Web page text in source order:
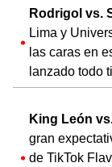
Rodrigol vs.
Lima y
las caras en
lanzado todo
King León
gran
de TikTok